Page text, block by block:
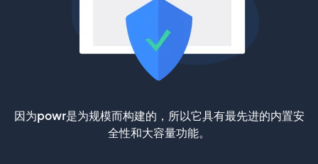
因为powr是为规模而构建的，所以它具有最先进的内置安
全性和大容量功能。